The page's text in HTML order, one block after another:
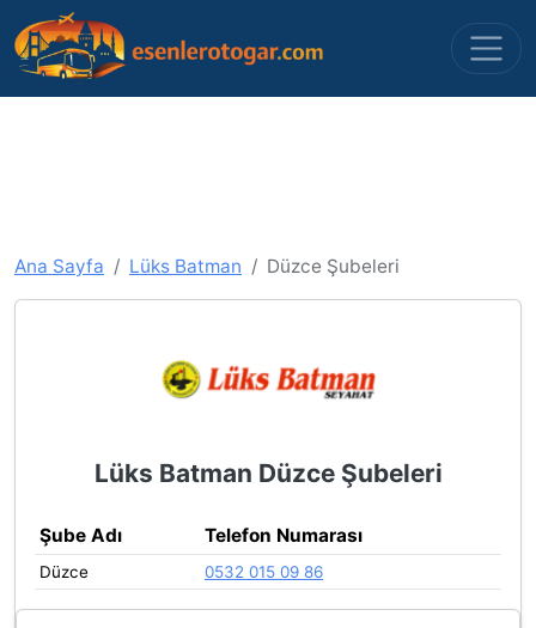
Ana Sayfa Lüks Batman Düzce Şubeleri
Lüks Batman Düzce Şubeleri
Şube Adı Telefon Numarası
Düzce 0532 015 09 86